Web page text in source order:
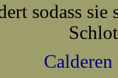
sodass